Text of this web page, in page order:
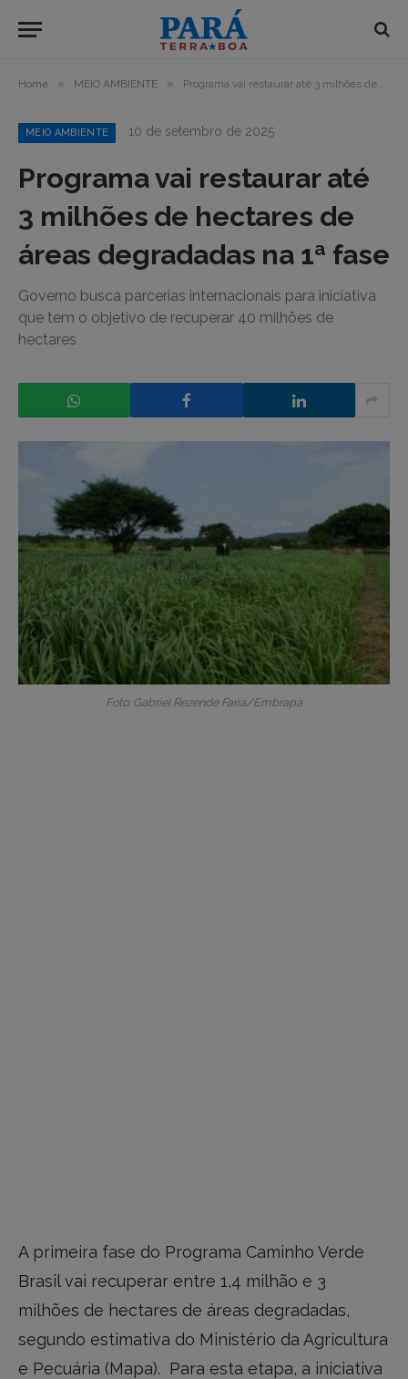
Home » MEIO AMBIENTE » Programa vai restaurar até 3 milhões de hectares de áreas degradadas na 1ª fase
MEIO AMBIENTE 10 de setembro de 2025
Programa vai restaurar até
3 milhões de hectares de
áreas degradadas na 1ª fase
Governo busca parcerias internacionais para iniciativa
que tem o objetivo de recuperar 40 milhões de
hectares
Foto: Gabriel Rezende Faria/Embrapa
A primeira fase do Programa Caminho Verde
Brasil vai recuperar entre 1,4 milhão e 3
milhões de hectares de áreas degradadas,
segundo estimativa do Ministério da Agricultura
e Pecuária (Mapa). Para esta etapa, a iniciativa